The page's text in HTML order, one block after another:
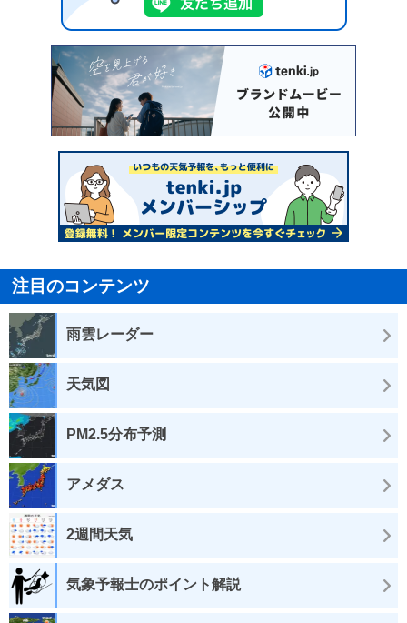
注目のコンテンツ
雨雲レーダー
天気図
PM2.5分布予測
アメダス
2週間天気
気象予報士のポイント解説